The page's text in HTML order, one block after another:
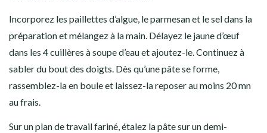
Incorporez les paillettes d’algue, le parmesan et le sel dans la
préparation et mélangez à la main. Délayez le jaune d’œuf
dans les 4 cuillères à soupe d’eau et ajoutez-le. Continuez à
sabler du bout des doigts. Dès qu’une pâte se forme,
rassemblez-la en boule et laissez-la reposer au moins 20 mn
au frais.
Sur un plan de travail fariné, étalez la pâte sur un demi-